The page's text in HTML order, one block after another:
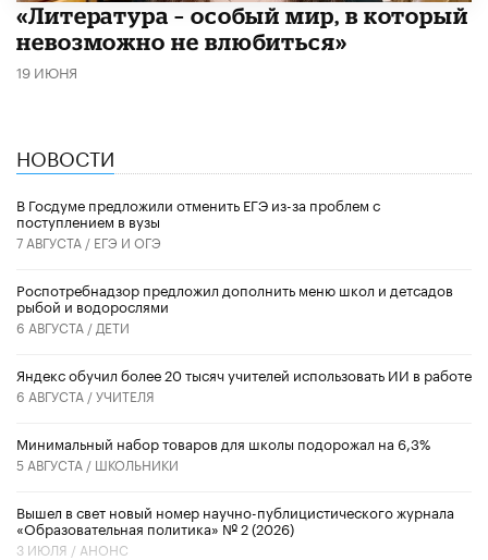
​«Литература – особый мир, в который
невозможно не влюбиться»
19 ИЮНЯ
НОВОСТИ
В Госдуме предложили отменить ЕГЭ из-за проблем с
поступлением в вузы
7 АВГУСТА / ЕГЭ И ОГЭ
Роспотребнадзор предложил дополнить меню школ и детсадов
рыбой и водорослями
6 АВГУСТА / ДЕТИ
​Яндекс обучил более 20 тысяч учителей использовать ИИ в работе
6 АВГУСТА /УЧИТЕЛЯ
Минимальный набор товаров для школы подорожал на 6,3%
5 АВГУСТА / ШКОЛЬНИКИ
Вышел в свет новый номер научно-публицистического журнала
«Образовательная политика» № 2 (2026)
3 ИЮЛЯ / АНОНС